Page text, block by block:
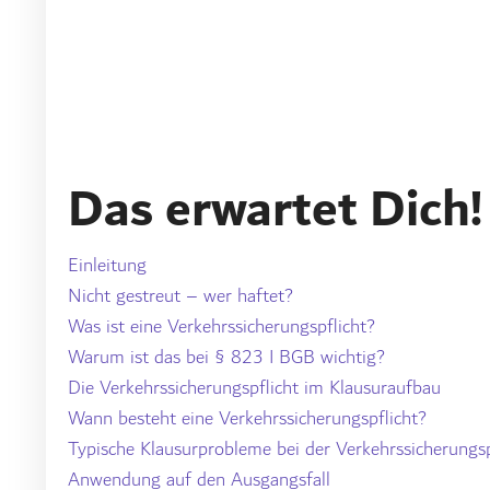
Das erwartet Dich!
Einleitung
Nicht gestreut – wer haftet?
Was ist eine Verkehrssicherungspflicht?
Warum ist das bei § 823 I BGB wichtig?
Die Verkehrssicherungspflicht im Klausuraufbau
Wann besteht eine Verkehrssicherungspflicht?
Typische Klausurprobleme bei der
Anwendung auf den Ausgangsfall